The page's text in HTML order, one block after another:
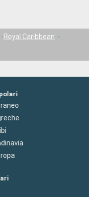
Royal Caribbean